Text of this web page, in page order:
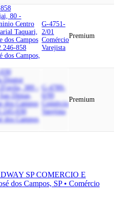
80 -
Centro
Taquari,
dos Campos
858
dos Campos,
G-4751-
2/01
Comércio
Varejista
Premium
Doutor
D'avila, 389 -
Dimas,
dos Campos
030
dos Campos,
G-4789-
Comércio
Varejista
Premium
SP COMERCIO E
dos Campos, SP • Comércio